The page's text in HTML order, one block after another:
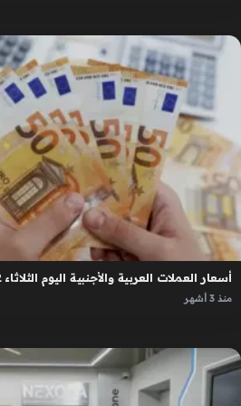
أسعار العملات العربية والأجنبية اليوم الثلاثاء 12 مايو 2026
منذ 3 أشهر